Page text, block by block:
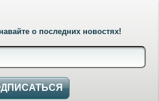
о последних новостях!